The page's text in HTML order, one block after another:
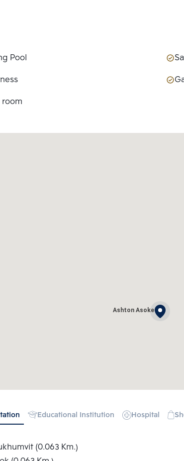
Pool
Ashton Asoke
Educational Institution Hospital
(0.063 Km.)